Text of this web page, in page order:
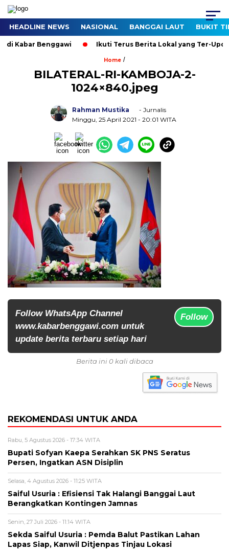
HEADLINE NEWS NASIONAL BANGGAI LAUT BUKIT
Kabar Benggawi Ikuti Terus Berita Lokal yang Ter-
Home /
BILATERAL-RI-KAMBOJA-2-
1024×840.jpeg
Rahman Mustika
- Jurnalis
Minggu, 25 April 2021 - 20:01 WITA
Follow WhatsApp Channel
www.kabarbenggawi.com untuk
update berita terbaru setiap hari
Follow
Berita ini 0 kali dibaca
REKOMENDASI UNTUK ANDA
Rabu, 5 Agustus 2026 - 17:34 WITA
Bupati Sofyan Kaepa Serahkan SK PNS Seratus
Persen, Ingatkan ASN Disiplin
Selasa, 4 Agustus 2026 - 11:25 WITA
Saiful Usuria : Efisiensi Tak Halangi Banggai Laut
Berangkatkan Kontingen Jamnas
Senin, 27 Juli 2026 - 11:14 WITA
Sekda Saiful Usuria : Pemda Balut Pastikan Lahan
Lapas Siap, Kanwil Ditjenpas Tinjau Lokasi